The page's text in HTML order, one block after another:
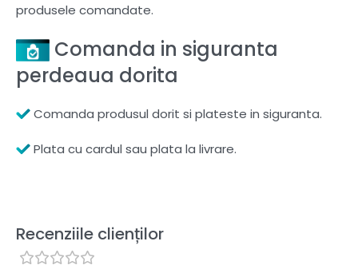
produsele comandate.
Comanda in siguranta
perdeaua dorita
Comanda produsul dorit si plateste in siguranta.
Plata cu cardul sau plata la livrare.
Recenziile clienților